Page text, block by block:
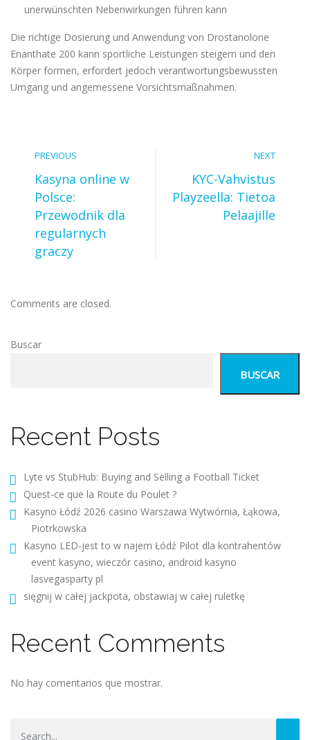
unerwünschten Nebenwirkungen führen kann
Die richtige Dosierung und Anwendung von Drostanolone
Enanthate 200 kann sportliche Leistungen steigern und den
Körper formen, erfordert jedoch verantwortungsbewussten
Umgang und angemessene Vorsichtsmaßnahmen.
PREVIOUS
Kasyna online w
Polsce:
Przewodnik dla
regularnych
graczy
NEXT
KYC-Vahvistus
Playzeella: Tietoa
Pelaajille
Comments are closed.
Buscar
BUSCAR
Recent Posts
Lyte vs StubHub: Buying and Selling a Football Ticket
Quest-ce que la Route du Poulet ?
Kasyno Łódź 2026 casino Warszawa Wytwórnia, Łąkowa,
Piotrkowska
Kasyno LED-jest to w najem Łódź Pilot dla kontrahentów
event kasyno, wieczór casino, android kasyno
lasvegasparty pl
sięgnij w całej jackpota, obstawiaj w całej ruletkę
Recent Comments
No hay comentarios que mostrar.